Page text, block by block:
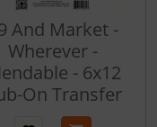
And Market -
Wherever -
- 6x12
On Transfer